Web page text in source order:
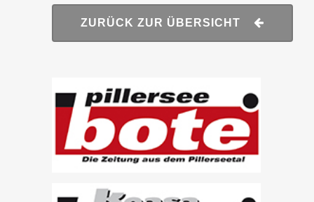
ZURÜCK ZUR ÜBERSICHT